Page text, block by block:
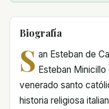
Biografía
S an Esteban de
Esteban
venerado santo
historia religiosa